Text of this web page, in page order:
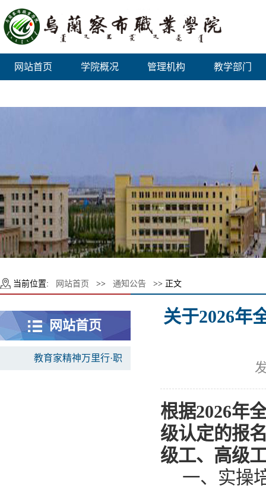
网站首页 学院概况 管理机构 教学部门
当前位置: 网站首页 >> 通知公告 >> 正文
网站首页
教育家精神万里行·职
关于2026年
根据2026年
级认定的报
级工、高级
一、实操